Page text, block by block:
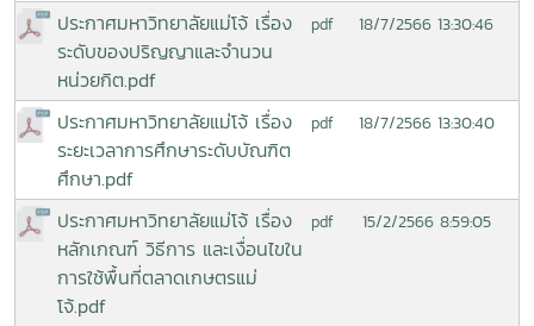
ประกาศมหาวิทยาลัยแม่โจ้ เรื่อง
ระดับของปริญญาและจำนวน
หน่วยกิต.pdf
pdf 18/7/2566 13:30:46
ประกาศมหาวิทยาลัยแม่โจ้ เรื่อง
ระยะเวลาการศึกษาระดับบัณฑิต
ศึกษา.pdf
pdf 18/7/2566 13:30:40
ประกาศมหาวิทยาลัยแม่โจ้ เรื่อง
หลักเกณฑ์ วิธีการ และเงื่อนไขใน
การใช้พื้นที่ตลาดเกษตรแม่
โจ้.pdf
pdf 15/2/2566 8:59:05